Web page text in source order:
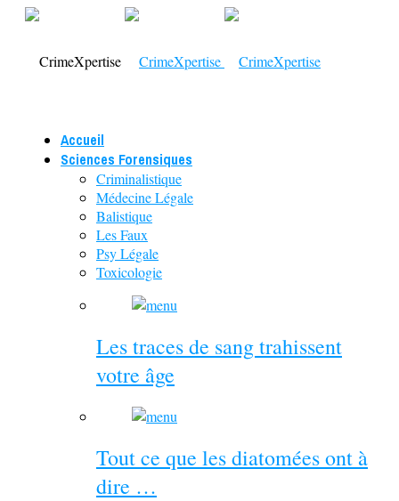
Accueil
Sciences Forensiques
Criminalistique
Médecine Légale
Balistique
Les Faux
Psy Légale
Toxicologie
Les traces de sang trahissent
votre âge
Tout ce que les diatomées ont à
dire …